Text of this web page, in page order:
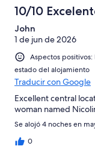
10/10
John
1 de jun de 2026
Aspectos positivos:
estado del alojamiento
Traducir con Google
Excellent central
woman named
Se alojó 4 noches en
0